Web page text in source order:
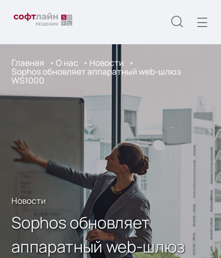
Главная О нас Новости
Sophos обновляет аппаратный web-шлюз
WS1000
Новости
Sophos обновляет
аппаратный web-шлюз